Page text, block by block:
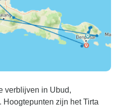
verblijven in Ubud,
zijn het Tirta